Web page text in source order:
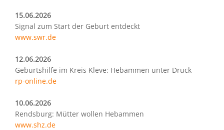
15.06.2026
Signal zum Start der Geburt entdeckt
www.swr.de
12.06.2026
Geburtshilfe im Kreis Kleve: Hebammen unter Druck
rp-online.de
10.06.2026
Rendsburg: Mütter wollen Hebammen
www.shz.de